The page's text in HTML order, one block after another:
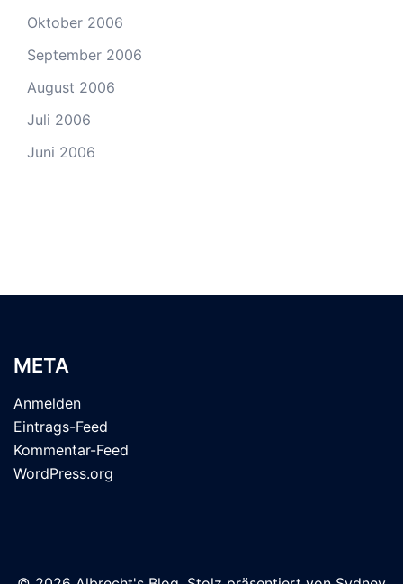
Oktober 2006
September 2006
August 2006
Juli 2006
Juni 2006
META
Anmelden
Eintrags-Feed
Kommentar-Feed
WordPress.org